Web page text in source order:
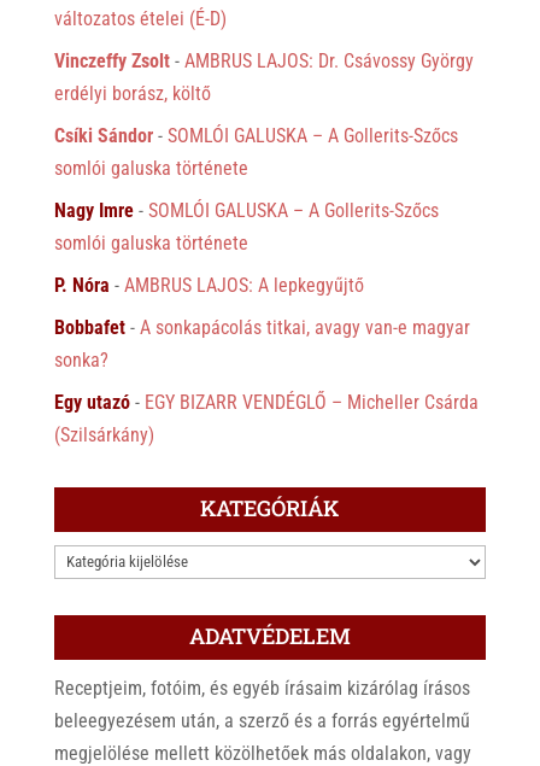
változatos ételei (É-D)
Vinczeffy Zsolt- AMBRUS LAJOS: Dr. Csávossy György
erdélyi borász, költő
Csíki Sándor- SOMLÓI GALUSKA – A Gollerits-Szőcs
somlói galuska története
Nagy Imre- SOMLÓI GALUSKA – A Gollerits-Szőcs
somlói galuska története
P. Nóra - AMBRUS LAJOS: A lepkegyűjtő
Bobbafet- A sonkapácolás titkai, avagy van-e magyar
sonka?
Egy utazó- EGY BIZARR VENDÉGLŐ – Micheller Csárda
(Szilsárkány)
KATEGÓRIÁK
KATEGÓRIÁK
ADATVÉDELEM
Receptjeim, fotóim, és egyéb írásaim kizárólag írásos
beleegyezésem után, a szerző és a forrás egyértelmű
megjelölése mellett közölhetőek más oldalakon, vagy